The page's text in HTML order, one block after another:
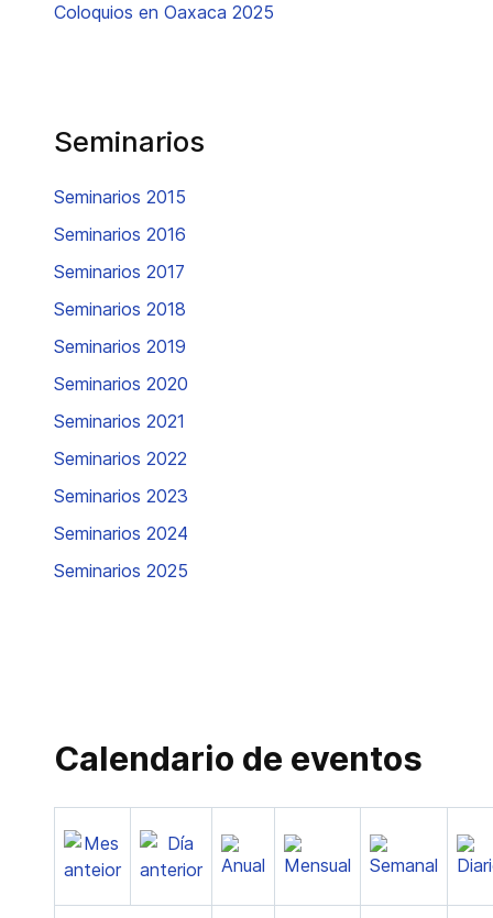
Coloquios en Oaxaca 2025
Seminarios
Seminarios 2015
Seminarios 2016
Seminarios 2017
Seminarios 2018
Seminarios 2019
Seminarios 2020
Seminarios 2021
Seminarios 2022
Seminarios 2023
Seminarios 2024
Seminarios 2025
Calendario de eventos